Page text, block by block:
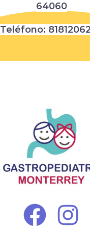
64060
Teléfono: